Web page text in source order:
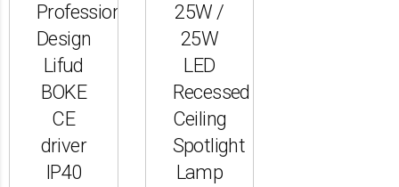
Professional
Design
Lifud
BOKE
CE
driver
IP40
25W /
25W
LED
Recessed
Ceiling
Spotlight
Lamp